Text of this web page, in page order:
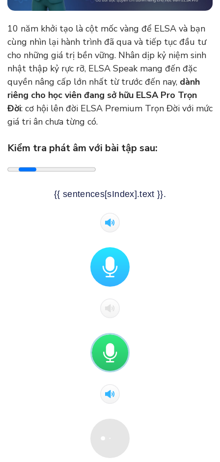
10 năm khởi tạo là cột mốc vàng để ELSA và bạn
cùng nhìn lại hành trình đã qua và tiếp tục đầu tư
cho những giá trị bền vững. Nhân dịp kỷ niệm sinh
nhật thập kỷ rực rỡ, ELSA Speak mang đến đặc
quyền nâng cấp lớn nhất từ trước đến nay, dành
riêng cho học viên đang sở hữu ELSA Pro Trọn
Đời: cơ hội lên đời ELSA Premium Trọn Đời với mức
giá tri ân chưa từng có.
Kiểm tra phát âm với bài tập sau:
{{ sentences[sIndex].text }}.